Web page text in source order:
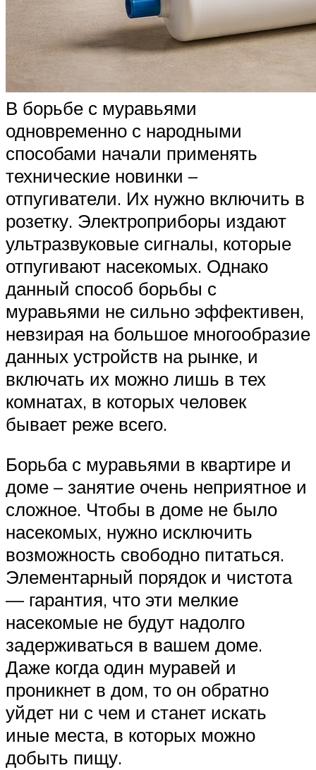
В борьбе с муравьями
одновременно с народными
способами начали применять
технические новинки –
отпугиватели. Их нужно включить в
розетку. Электроприборы издают
ультразвуковые сигналы, которые
отпугивают насекомых. Однако
данный способ борьбы с
муравьями не сильно эффективен,
невзирая на большое многообразие
данных устройств на рынке, и
включать их можно лишь в тех
комнатах, в которых человек
бывает реже всего.
Борьба с муравьями в квартире и
доме – занятие очень неприятное и
сложное. Чтобы в доме не было
насекомых, нужно исключить
возможность свободно питаться.
Элементарный порядок и чистота
— гарантия, что эти мелкие
насекомые не будут надолго
задерживаться в вашем доме.
Даже когда один муравей и
проникнет в дом, то он обратно
уйдет ни с чем и станет искать
иные места, в которых можно
добыть пищу.